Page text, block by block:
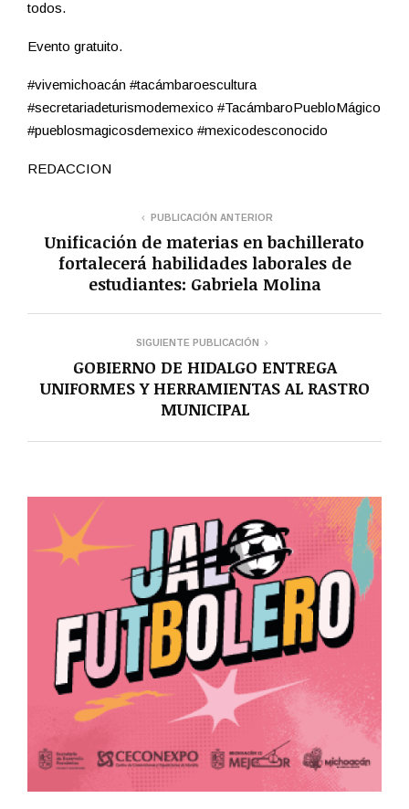
todos.
Evento gratuito.
#vivemichoacán #tacámbaroescultura
#secretariadeturismodemexico #TacámbaroPuebloMágico
#pueblosmagicosdemexico #mexicodesconocido
REDACCION
PUBLICACIÓN ANTERIOR
Unificación de materias en bachillerato
fortalecerá habilidades laborales de
estudiantes: Gabriela Molina
SIGUIENTE PUBLICACIÓN
GOBIERNO DE HIDALGO ENTREGA
UNIFORMES Y HERRAMIENTAS AL RASTRO
MUNICIPAL